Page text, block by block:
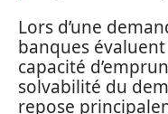
Lors d’une
banques
capacité
solvabilité du
repose